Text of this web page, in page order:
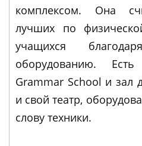
комплексом. Она
лучших по
учащихся
оборудованию.
Grammar School и зал
и свой театр,
слову техники.